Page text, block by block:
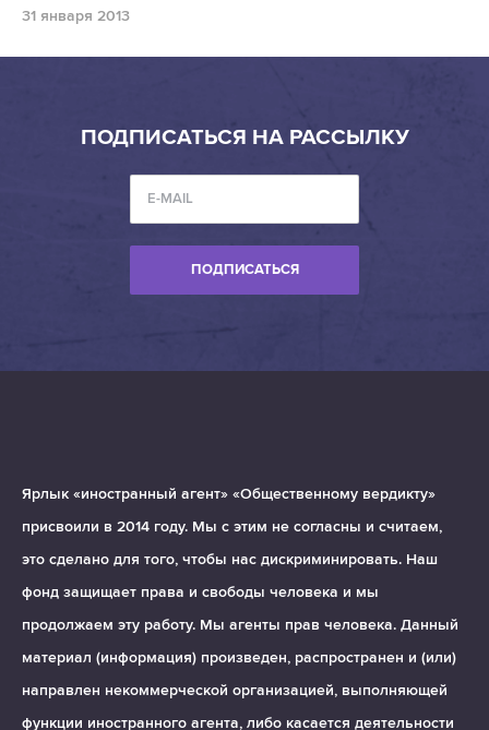
31 января 2013
ПОДПИСАТЬСЯ НА РАССЫЛКУ
ПОДПИСАТЬСЯ
Ярлык «иностранный агент» «Общественному вердикту»
присвоили в 2014 году. Мы с этим не согласны и считаем,
это сделано для того, чтобы нас дискриминировать. Наш
фонд защищает права и свободы человека и мы
продолжаем эту работу. Мы агенты прав человека. Данный
материал (информация) произведен, распространен и (или)
направлен некоммерческой организацией, выполняющей
функции иностранного агента, либо касается деятельности